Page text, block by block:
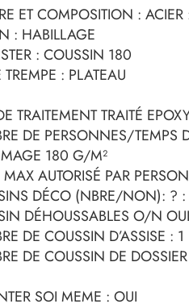
ET COMPOSITION : ACIER
: HABILLAGE
: COUSSIN 180
TREMPE : PLATEAU
TRAITEMENT TRAITÉ
DE PERSONNES/
180 G/M²
AUTORISÉ PAR
DÉCO (NBRE/NON): ?
DÉHOUSSABLES O/N OUI
DE COUSSIN D’ASSISE : 1
DE COUSSIN DE
SOI MEME : OUI